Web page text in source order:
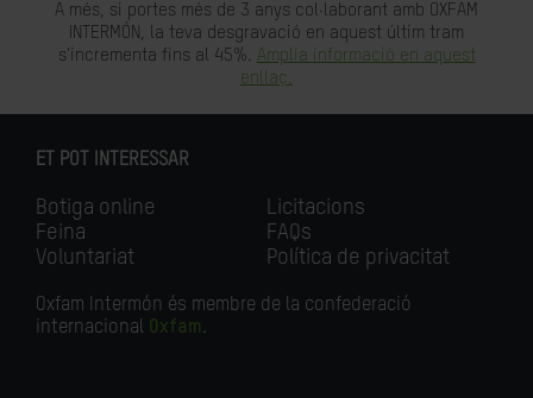
A més, si portes més de 3 anys col·laborant amb OXFAM
INTERMÓN, la teva desgravació en aquest últim tram
s'incrementa fins al 45%. Amplia informació en aquest
enllaç.
ET POT INTERESSAR
Botiga online
Feina
Voluntariat
Licitacions
FAQs
Política de privacitat
Oxfam Intermón és membre de la confederació
internacional Oxfam.